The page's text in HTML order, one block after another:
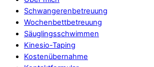
Schwangerenbetreuung
Wochenbettbetreuung
Säuglingsschwimmen
Kinesio-Taping
Kostenübernahme